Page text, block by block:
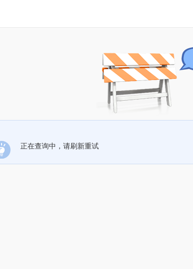
正在查询中，请刷新重试